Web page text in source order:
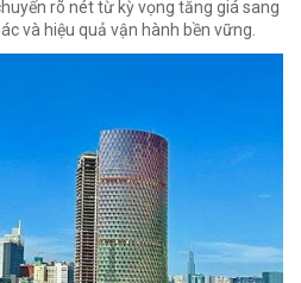
rõ nét từ kỳ vọng tăng giá sang
và hiệu quả vận hành bền vững.